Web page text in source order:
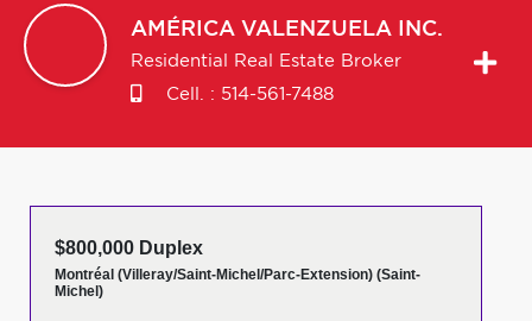
AMÉRICA VALENZUELA INC.
Residential Real Estate Broker
Cell. : 514-561-7488
$800,000 Duplex
Montréal (Villeray/Saint-Michel/Parc-Extension) (Saint-
Michel)